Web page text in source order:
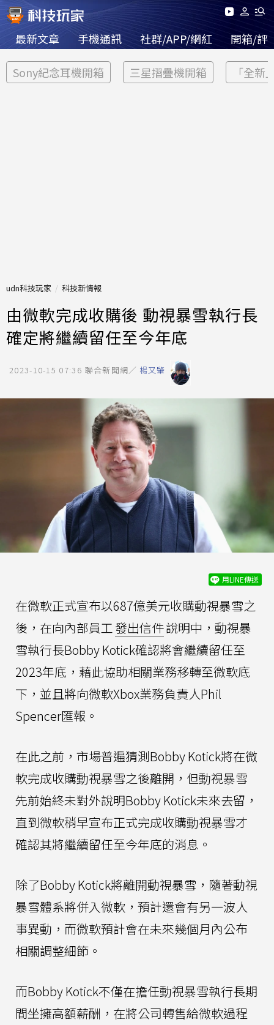
最新文章 手機通訊 社群/APP/網紅 開箱/評
Sony紀念耳機開箱 三星摺疊機開箱 「全新
udn科技玩家 科技新情報
由微軟完成收購後 動視暴雪執行長
確定將繼續留任至今年底
2023-10-15 07:36 聯合新聞網／ 楊又肇
用LINE傳送
在微軟正式宣布以687億美元收購動視暴雪之
後，在向內部員工發出信件說明中，動視暴
雪執行長Bobby Kotick確認將會繼續留任至
2023年底，藉此協助相關業務移轉至微軟底
下，並且將向微軟Xbox業務負責人Phil
Spencer匯報。
在此之前，市場普遍猜測Bobby Kotick將在微
軟完成收購動視暴雪之後離開，但動視暴雪
先前始終未對外說明Bobby Kotick未來去留，
直到微軟稍早宣布正式完成收購動視暴雪才
確認其將繼續留任至今年底的消息。
除了Bobby Kotick將離開動視暴雪，隨著動視
暴雪體系將併入微軟，預計還會有另一波人
事異動，而微軟預計會在未來幾個月內公布
相關調整細節。
而Bobby Kotick不僅在擔任動視暴雪執行長期
間坐擁高額薪酬，在將公司轉售給微軟過程